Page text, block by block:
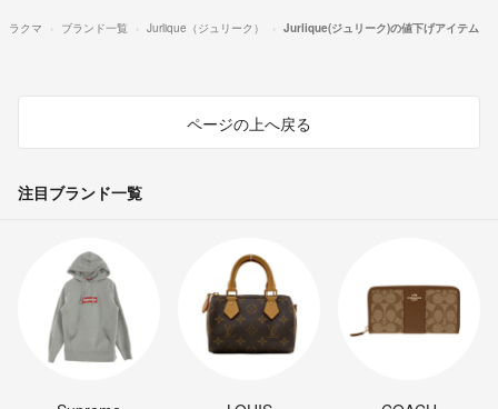
ラクマ ブランド一覧 Jurlique（ジュリーク） Jurlique(ジュリーク)の値下げアイテム
ページの上へ戻る
注目ブランド一覧